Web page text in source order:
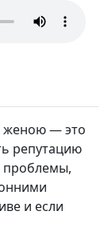
женою — это
репутацию
проблемы,
и если
#180
#177